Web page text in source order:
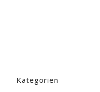
Kategorien